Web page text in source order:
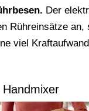
Der
Rühreinsätze an,
viel